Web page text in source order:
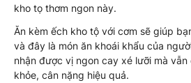
kho tọ thơm ngon này.
Ăn kèm ếch kho tộ với cơm sẽ giúp
và đây là món ăn khoái khẩu của
nhận được vị ngon cay xé lưỡi mà
khỏe, cân nặng hiệu quả.